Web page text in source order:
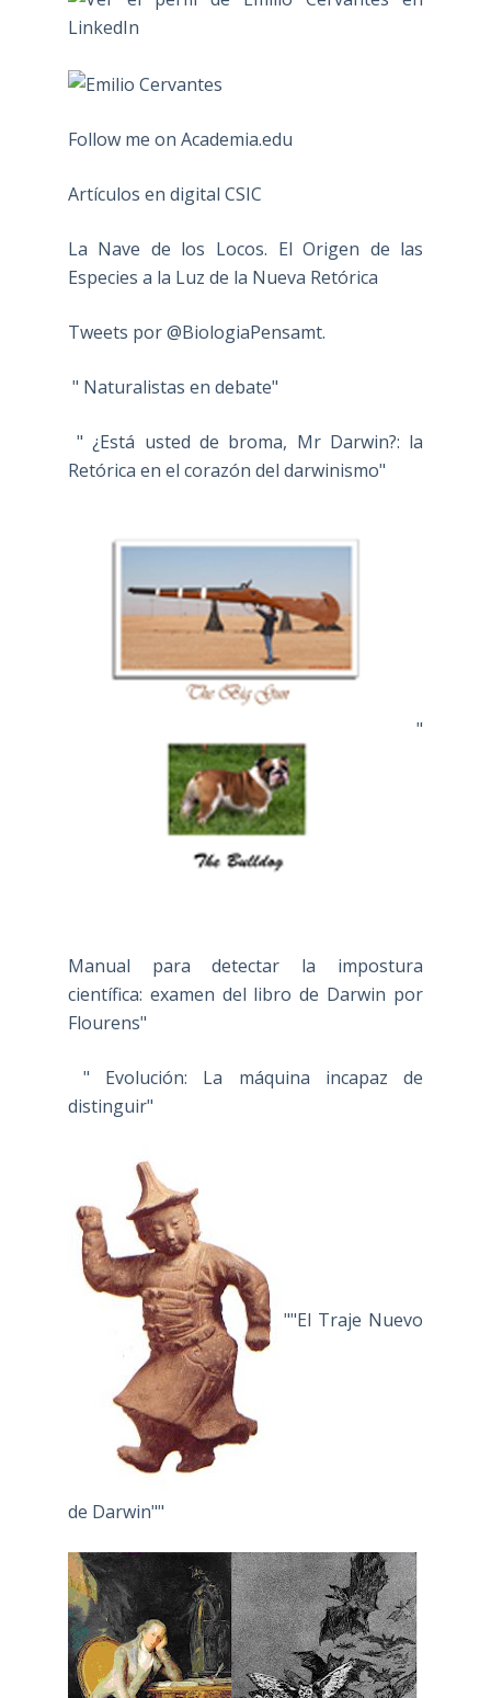
Follow me on Academia.edu
Artículos en digital CSIC
La Nave de los Locos. El Origen de las
Especies a la Luz de la Nueva Retórica
Tweets por @BiologiaPensamt.
" Naturalistas en debate"
" ¿Está usted de broma, Mr Darwin?: la
Retórica en el corazón del darwinismo"
"
Manual para detectar la impostura
científica: examen del libro de Darwin por
Flourens"
" Evolución: La máquina incapaz de
distinguir"
""El Traje Nuevo
de Darwin""